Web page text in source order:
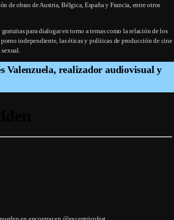
de obras de Austria, Bélgica, España y Francia, entre otros
para dialogar en torno a temas como la relación de los
independiente, las éticas y políticas de producción de cine
Valenzuela, realizador audiovisual y